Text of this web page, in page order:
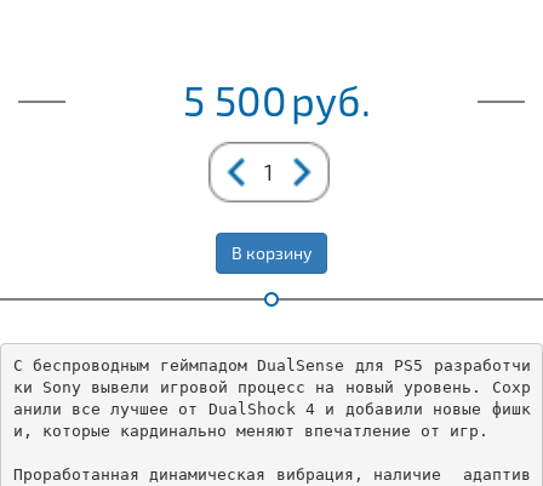
5 500руб.
В корзину
С беспроводным геймпадом DualSense для PS5 разработчи
ки Sony вывели игровой процесс на новый уровень. Сохр
анили все лучшее от DualShock 4 и добавили новые фишк
и, которые кардинально меняют впечатление от игр.
Проработанная динамическая вибрация, наличие  адаптив